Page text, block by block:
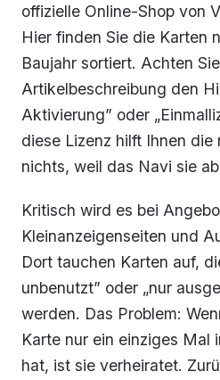
offizielle Online-Shop von
Hier finden Sie die Karten
Baujahr sortiert. Achten
Artikelbeschreibung den
Aktivierung” oder
diese Lizenz hilft Ihnen die
nichts, weil das Navi sie
Kritisch wird es bei
Kleinanzeigenseiten und
Dort tauchen Karten auf,
unbenutzt” oder „nur
werden. Das Problem:
Karte nur ein einziges Mal
hat, ist sie verheiratet.